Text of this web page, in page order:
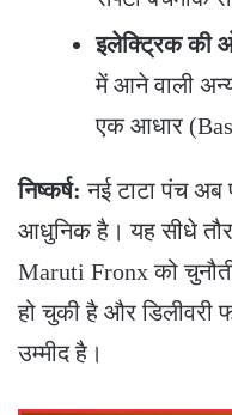
इलेक्ट्रिक की
में आने वाली
एक आधार
निष्कर्ष: नई टाटा पंच
आधुनिक है। यह सीधे
Maruti Fronx को
हो चुकी है और
उम्मीद है।